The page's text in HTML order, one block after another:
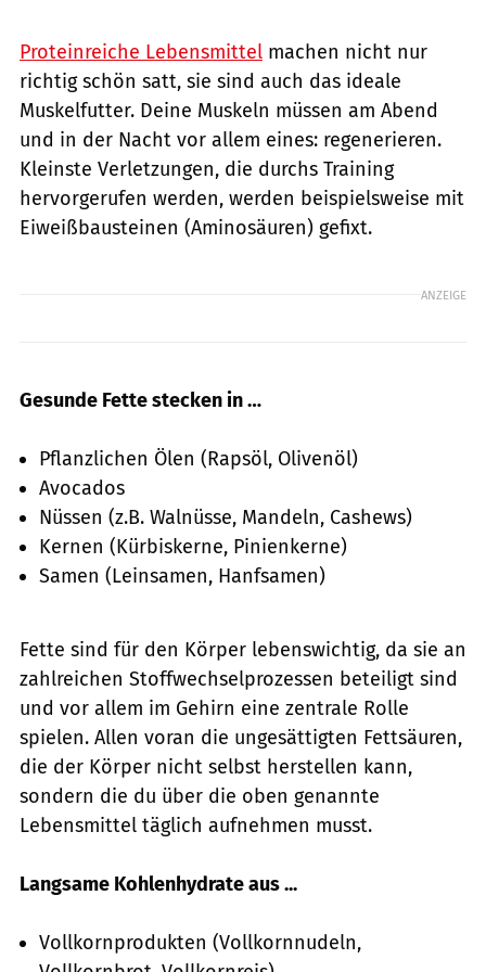
Proteinreiche Lebensmittel machen nicht nur
richtig schön satt, sie sind auch das ideale
Muskelfutter. Deine Muskeln müssen am Abend
und in der Nacht vor allem eines: regenerieren.
Kleinste Verletzungen, die durchs Training
hervorgerufen werden, werden beispielsweise mit
Eiweißbausteinen (Aminosäuren) gefixt.
ANZEIGE
Gesunde Fette stecken in …
Pflanzlichen Ölen (Rapsöl, Olivenöl)
Avocados
Nüssen (z.B. Walnüsse, Mandeln, Cashews)
Kernen (Kürbiskerne, Pinienkerne)
Samen (Leinsamen, Hanfsamen)
Fette sind für den Körper lebenswichtig, da sie an
zahlreichen Stoffwechselprozessen beteiligt sind
und vor allem im Gehirn eine zentrale Rolle
spielen. Allen voran die ungesättigten Fettsäuren,
die der Körper nicht selbst herstellen kann,
sondern die du über die oben genannte
Lebensmittel täglich aufnehmen musst.
Langsame Kohlenhydrate aus ...
Vollkornprodukten (Vollkornnudeln,